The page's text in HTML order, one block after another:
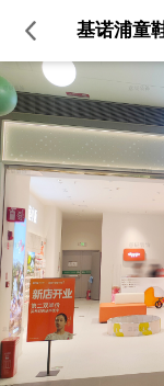
基诺浦童